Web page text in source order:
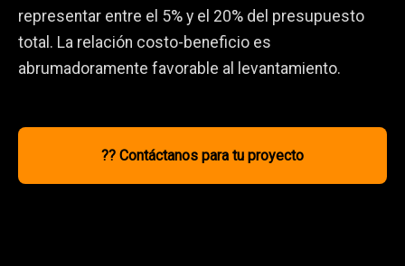
representar entre el 5% y el 20% del presupuesto
total. La relación costo-beneficio es
abrumadoramente favorable al levantamiento.
?? Contáctanos para tu proyecto